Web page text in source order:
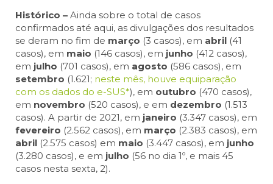
Histórico – Ainda sobre o total de casos
confirmados até aqui, as divulgações dos resultados
se deram no fim de março (3 casos), em abril (41
casos), em maio (146 casos), em junho (412 casos),
em julho (701 casos), em agosto (586 casos), em
setembro (1.621; neste mês, houve equiparação
com os dados do e-SUS*), em outubro (470 casos),
em novembro (520 casos), e em dezembro (1.513
casos). A partir de 2021, em janeiro (3.347 casos), em
fevereiro (2.562 casos), em março (2.383 casos), em
abril (2.575 casos) em maio (3.447 casos), em junho
(3.280 casos), e em julho (56 no dia 1º, e mais 45
casos nesta sexta, 2).